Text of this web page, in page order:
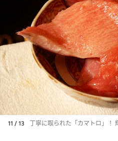
11 / 13 丁寧に取られた「カマトロ」！